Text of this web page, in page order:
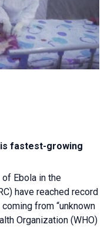
is fastest-growing
Ebola in the
have reached record
from “unknown
Organization (WHO)